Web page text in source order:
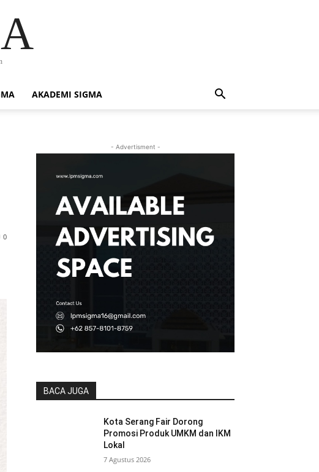
AKADEMI SIGMA
0
- Advertisment -
BACA JUGA
Kota Serang Fair Dorong
Promosi Produk UMKM dan IKM
Lokal
7 Agustus 2026